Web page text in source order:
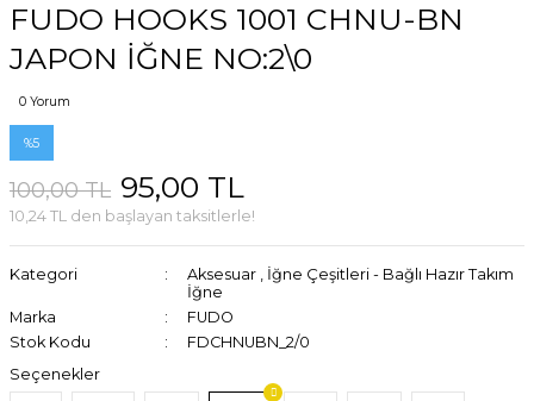
FUDO HOOKS 1001 CHNU-BN
JAPON İĞNE NO:2\0
0 Yorum
%5
100,00 TL 95,00 TL
10,24 TL den başlayan taksitlerle!
Kategori Aksesuar , İğne Çeşitleri - Bağlı Hazır Takım
İğne
Marka
FUDO
Stok Kodu
FDCHNUBN_2/0
Seçenekler